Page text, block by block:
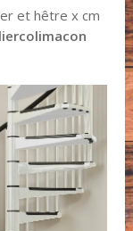
et hêtre x cm
colimacon